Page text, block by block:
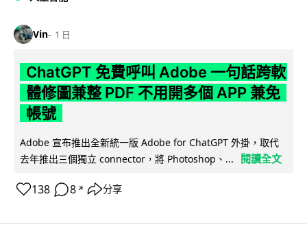
Vin 1 日
ChatGPT 免費呼叫 Adobe 一句話跨軟
體修圖兼整 PDF 不用開多個 APP 兼免
帳號
Adobe 宣布推出全新統一版 Adobe for ChatGPT 外掛，取代
去年推出三個獨立 connector，將 Photoshop、...
閱讀全文
138 8 ↗ 分享